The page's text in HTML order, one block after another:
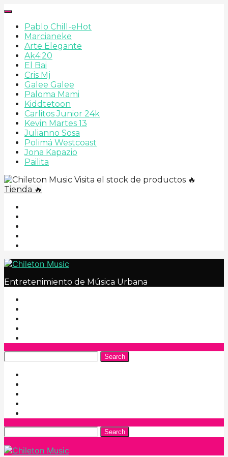
Pablo Chill-eHot
Marcianeke
Arte Elegante
Ak4:20
El Bai
Cris Mj
Galee Galee
Paloma Mami
Kiddtetoon
Carlitos Junior 24k
Kevin Martes 13
Julianno Sosa
Polimá Westcoast
Jona Kapazio
Pailita
Visita el stock de productos 🔥
Tienda 🔥
Entretenimiento de Música Urbana
Search
Search